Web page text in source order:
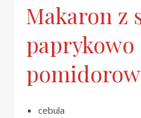
Makaron z
paprykowo
cebula